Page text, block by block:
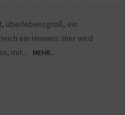
überlebensgroß, ein
ein Hinweis: Hier wird
mit...
MEHR...